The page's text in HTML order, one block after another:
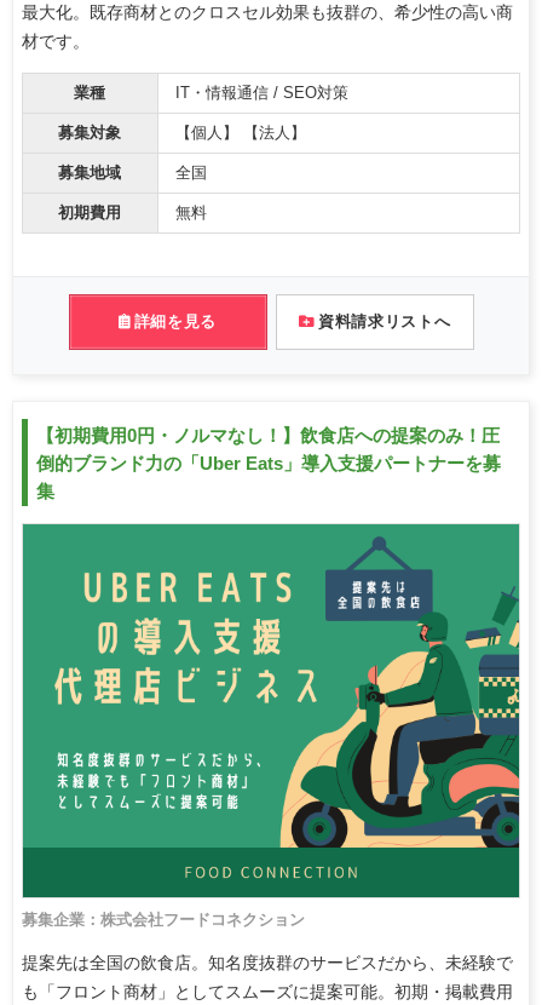
最大化。既存商材とのクロスセル効果も抜群の、希少性の高い商
材です。
業種 IT・情報通信 / SEO対策
募集対象 【個人】 【法人】
募集地域 全国
初期費用 無料
詳細を見る 資料請求リストへ
【初期費用0円・ノルマなし！】飲食店への提案のみ！圧
倒的ブランド力の「Uber Eats」導入支援パートナーを募
集
募集企業：株式会社フードコネクション
提案先は全国の飲食店。知名度抜群のサービスだから、未経験で
も「フロント商材」としてスムーズに提案可能。初期・掲載費用